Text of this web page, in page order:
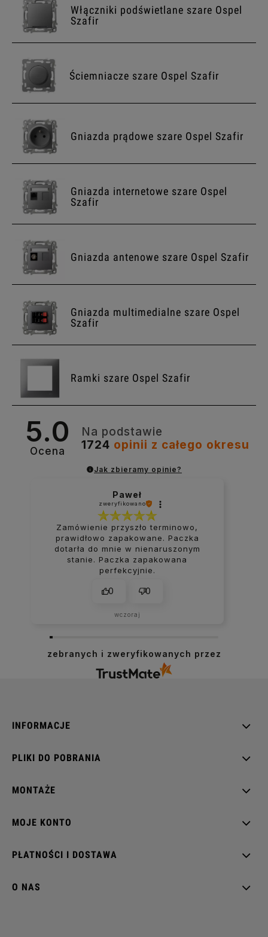
Włączniki podświetlane szare Ospel
Szafir
Ściemniacze szare Ospel Szafir
Gniazda prądowe szare Ospel Szafir
Gniazda internetowe szare Ospel
Szafir
Gniazda antenowe szare Ospel Szafir
Gniazda multimedialne szare Ospel
Szafir
Ramki szare Ospel Szafir
5.0
Ocena
Na podstawie
1724 opinii z całego okresu
Jak zbieramy opinie?
Paweł
zweryfikowano
Zamówienie przyszło terminowo,
prawidłowo zapakowane. Paczka
dotarła do mnie w nienaruszonym
stanie. Paczka zapakowana
perfekcyjnie.
0 0
wczoraj
zebranych i zweryfikowanych przez
INFORMACJE
PLIKI DO POBRANIA
MONTAŻE
MOJE KONTO
PŁATNOŚCI I DOSTAWA
O NAS